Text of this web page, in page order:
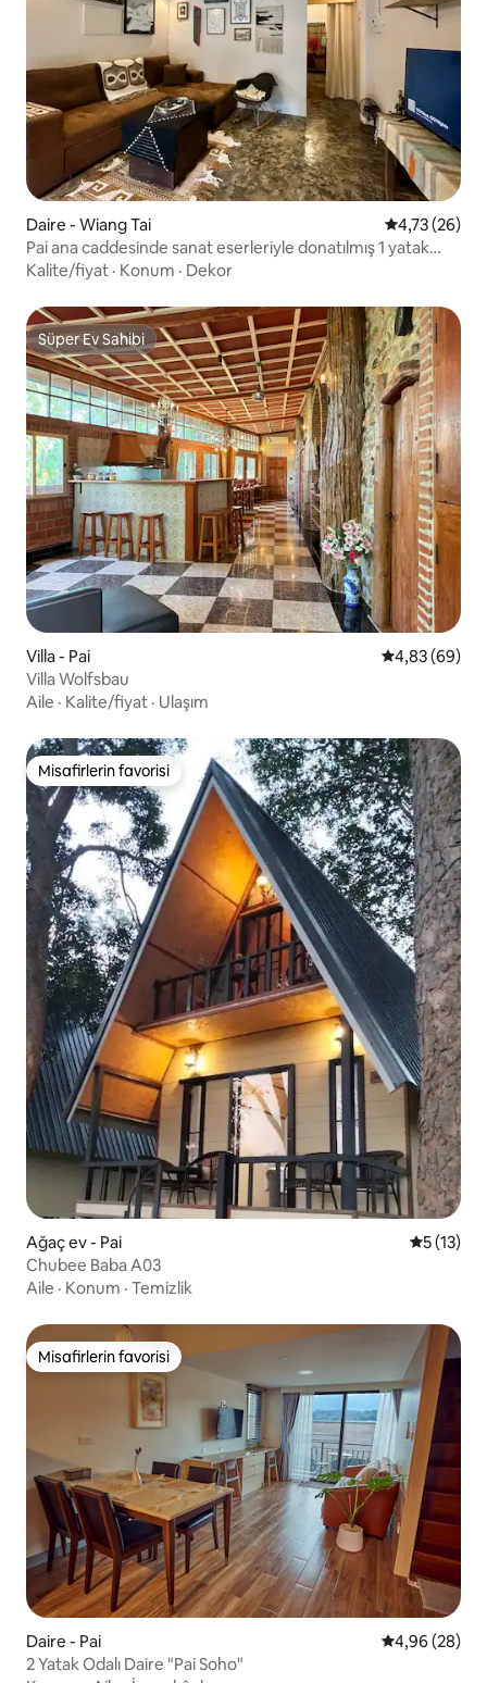
Daire - Wiang Tai 5 üzerinden
4,73 (26)
Pai ana caddesinde sanat eserleriyle donatılmış 1 yatak
odalı daire: Konaklama 1
Kalite/fiyat · Konum · Dekor
Süper Ev Sahibi
Süper Ev Sahibi
Villa - Pai 5 üzerinden
4,83 (69)
Villa Wolfsbau
Aile · Kalite/fiyat · Ulaşım
Misafirlerin favorisi
Misafirlerin favorisi
Ağaç ev - Pai 55 (13)
Chubee Baba A03
Aile · Konum · Temizlik
Misafirlerin favorisi
Misafirlerin favorisi
Daire - Pai 5 üzerinden
4,96 (28)
2 Yatak Odalı Daire "Pai Soho"